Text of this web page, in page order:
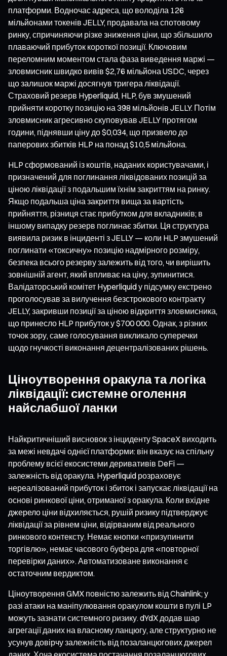
платформи. Водночас адреса, що володіла 126
мільйонами токенів JELLY, продавала на спотовому
ринку, спричиняючи різке зниження ціни, що збільшило
плаваючий прибуток короткої позиції. Ключовим
переломним моментом стала фаза виведення маржі —
зловмисник швидко вивів $2,76 мільйона USDC, через
що залишок маржі досягнув тригера ліквідації.
Страховий резерв Hyperliquid, HLP, був змушений
прийняти коротку позицію на 398 мільйонів JELLY. Потім
зловмисник агресивно скуповував JELLY протягом
години, піднявши ціну до $0,034, що призвело до
паперових збитків HLP на понад $10,5 мільйона.
HLP сформований із коштів, наданих користувачами, і
призначений для поглинання ліквідованих позицій за
ціною ліквідації з подальшим їхнім закриттям на ринку.
Якщо подальша ціна закриття вища за вартість
прийняття, різниця стає прибутком для вкладників; в
іншому випадку резерв поглинає збитки. Ця структура
виявила ризик в інциденті з JELLY — коли HLP змушений
поглинати «токсичну» позицію надмірного розміру,
безпека всього резерву залежить від того, чи вирішить
зовнішній агент, який впливає на ціну, зупинитися.
Валідаторський комітет Hyperliquid у підсумку екстрено
проголосував за вилучення безстрокового контракту
JELLY, закривши позиції за ціною відкриття зловмисника,
що принесло HLP прибуток у $700 000. Однак, з різних
точок зору, саме голосування викликало суперечки
щодо гнучкості виконання децентралізованих рішень.
Ціноутворення оракула та логіка
ліквідації: системне оголення
найслабшої ланки
Найкритичніший висновок з інциденту SpaceX виходить
за межі невдачі однієї платформи: він вказує на спільну
проблему всієї екосистеми деривативів DeFi —
залежність від оракула. Hyperliquid розраховує
нереалізований прибуток і збиток і запускає ліквідації на
основі ринкової ціни, отриманої з оракула. Коли вхідне
джерело ціни відхиляється, рушій ризику підтверджує
ліквідації за рівнем ціни, відірваним від реального
ринкового контексту. Немає кнопки «призупинити
торгівлю», немає часового буфера для «повторної
перевірки даних». Автоматизоване виконання є
остаточним вердиктом.
Ціноутворення GMX повністю залежить від Chainlink; у
разі атаки на маніпулювання оракулом кошти в пулі LP
можуть зазнати системного ризику. dYdX додав шар
агрегації даних на власному ланцюгу, але структурно не
усунув довірчу залежність від позаланцюгових джерел